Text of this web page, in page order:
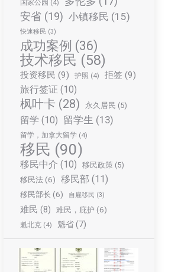
国家公园 (4)
安省 (19) 小镇移民 (15)
快速移民 (3)
成功案例 (36)
技术移民 (58)
投资移民 (9) 护照 (4) 拒签 (9)
旅行签证 (10)
枫叶卡 (28) 永久居民 (5)
留学 (10) 留学生 (13)
留学，加拿大留学 (4)
移民 (90)
移民中介 (10) 移民政策 (5)
移民法 (6) 移民部 (11)
移民部长 (6) 自雇移民 (3)
难民 (8) 难民，庇护 (6)
魁北克 (4) 魁省(7)